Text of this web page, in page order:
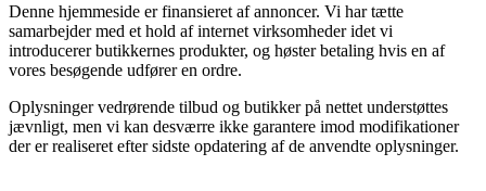
Denne hjemmeside er finansieret af annoncer. Vi har tætte
samarbejder med et hold af internet virksomheder idet vi
introducerer butikkernes produkter, og høster betaling hvis en af
vores besøgende udfører en ordre.
Oplysninger vedrørende tilbud og butikker på nettet understøttes
jævnligt, men vi kan desværre ikke garantere imod modifikationer
der er realiseret efter sidste opdatering af de anvendte oplysninger.